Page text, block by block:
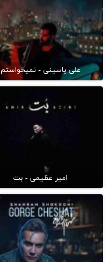
علی یاسینی - نمیخواستم
امیر عظیمی - بت